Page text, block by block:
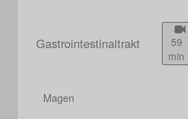
Gastrointestinaltrakt
59
min
Magen